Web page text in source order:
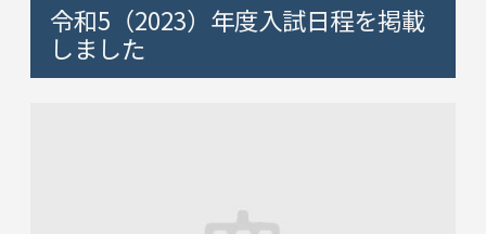
令和5（2023）年度入試日程を掲載
しました